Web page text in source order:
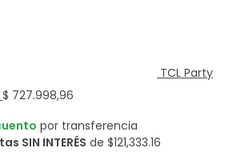
TCL Party
$ 727.998,96
por transferencia
SIN INTERÉS de $121,333.16